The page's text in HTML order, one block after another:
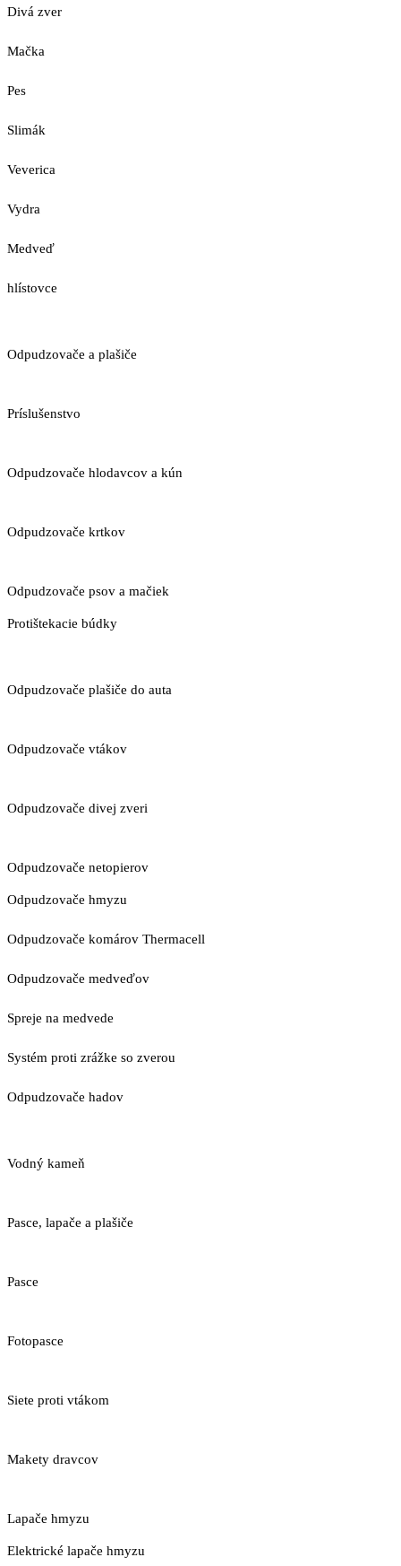
Divá zver
Mačka
Pes
Slimák
Veverica
Vydra
Medveď
hlístovce
Odpudzovače a plašiče
Príslušenstvo
Odpudzovače hlodavcov a kún
Odpudzovače krtkov
Odpudzovače psov a mačiek
Protištekacie búdky
Odpudzovače plašiče do auta
Odpudzovače vtákov
Odpudzovače divej zveri
Odpudzovače netopierov
Odpudzovače hmyzu
Odpudzovače komárov Thermacell
Odpudzovače medveďov
Spreje na medvede
Systém proti zrážke so zverou
Odpudzovače hadov
Vodný kameň
Pasce, lapače a plašiče
Pasce
Fotopasce
Siete proti vtákom
Makety dravcov
Lapače hmyzu
Elektrické lapače hmyzu